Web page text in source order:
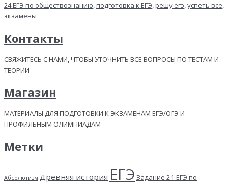
24 ЕГЭ по обществознанию,подготовка к ЕГЭ,решу егэ,успеть все,
экзамены
Контакты
СВЯЖИТЕСЬ С НАМИ, ЧТОБЫ УТОЧНИТЬ ВСЕ ВОПРОСЫ ПО ТЕСТАМ И
ТЕОРИИ
Магазин
МАТЕРИАЛЫ ДЛЯ ПОДГОТОВКИ К ЭКЗАМЕНАМ ЕГЭ/ОГЭ И
ПРОФИЛЬНЫМ ОЛИМПИАДАМ
Метки
Абсолютизм Древняя история ЕГЭ Задание 21 ЕГЭ по